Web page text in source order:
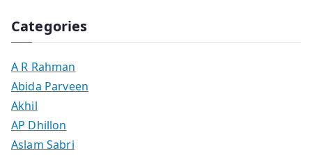
Categories
A R Rahman
Abida Parveen
Akhil
AP Dhillon
Aslam Sabri